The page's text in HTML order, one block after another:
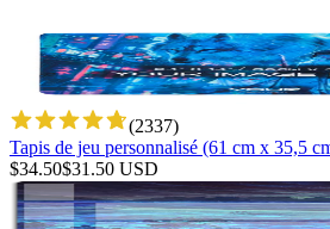
(2337)
Tapis de jeu personnalisé (61 cm x 35,5
$34.50$31.50 USD